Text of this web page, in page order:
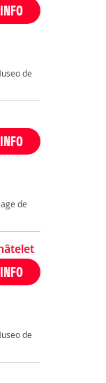
de
de
de